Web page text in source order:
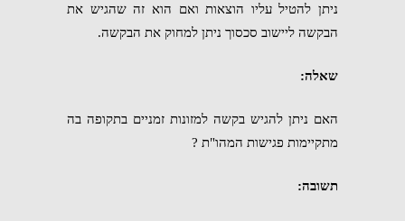
ניתן להטיל עליו הוצאות ואם הוא זה שהגיש את
הבקשה ליישוב סכסוך ניתן למחוק את הבקשה.
שאלה:
האם ניתן להגיש בקשה למזונות זמניים בתקופה בה
מתקיימות פגישות המהו"ת ?
תשובה: